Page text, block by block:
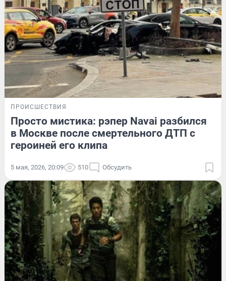
ПРОИСШЕСТВИЯ
Просто мистика: рэпер Navai разбился
в Москве после смертельного ДТП с
героиней его клипа
5 мая, 2026, 20:09 510 Обсудить